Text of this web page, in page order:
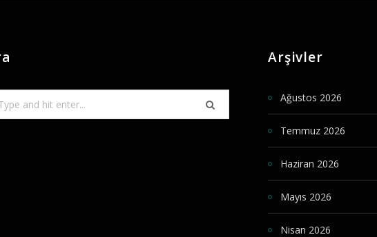
Arşivler
Ağustos 2026
Temmuz 2026
Haziran 2026
Mayıs 2026
Nisan 2026